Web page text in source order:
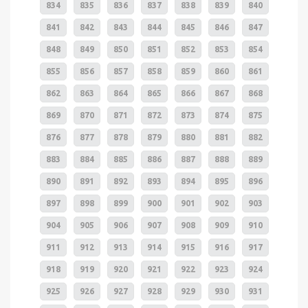
834 835 836 837 838 839 840
841 842 843 844 845 846 847
848 849 850 851 852 853 854
855 856 857 858 859 860 861
862 863 864 865 866 867 868
869 870 871 872 873 874 875
876 877 878 879 880 881 882
883 884 885 886 887 888 889
890 891 892 893 894 895 896
897 898 899 900 901 902 903
904 905 906 907 908 909 910
911 912 913 914 915 916 917
918 919 920 921 922 923 924
925 926 927 928 929 930 931